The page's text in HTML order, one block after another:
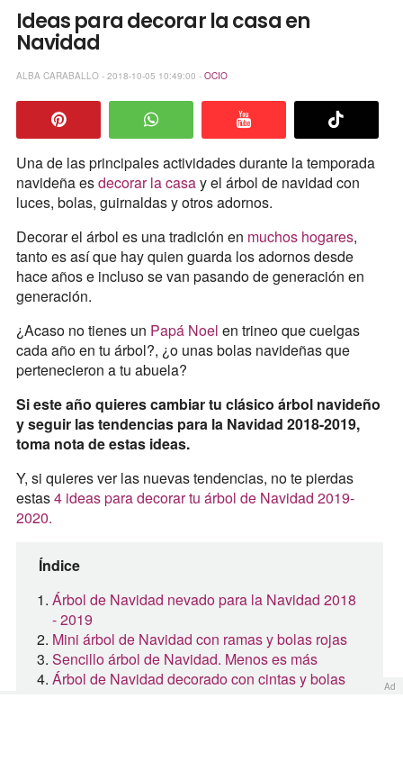
Ideas para decorar la casa en
Navidad
ALBA CARABALLO - 2018-10-05 10:49:00 - OCIO
Una de las principales actividades durante la temporada
navideña esdecorar la casay el árbol de navidad con
luces, bolas, guirnaldas y otros adornos.
Decorar el árbol es una tradición en muchos hogares,
tanto es así que hay quien guarda los adornos desde
hace años e incluso se van pasando de generación en
generación.
¿Acaso no tienes un Papá Noel en trineo que cuelgas
cada año en tu árbol?, ¿o unas bolas navideñas que
pertenecieron a tu abuela?
Si este año quieres cambiar tu clásico árbol navideño
y seguir las tendencias para la Navidad 2018-2019,
toma nota de estas ideas.
Y, si quieres ver las nuevas tendencias, no te pierdas
estas4 ideas para decorar tu árbol de Navidad 2019-
2020.
Índice
Árbol de Navidad nevado para la Navidad 2018
- 2019
Mini árbol de Navidad con ramas y bolas rojas
Sencillo árbol de Navidad. Menos es más
Árbol de Navidad decorado con cintas y bolas
Ad